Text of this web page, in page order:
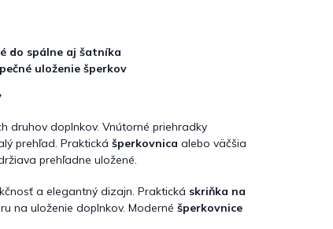
do spálne aj šatníka
uloženie šperkov
druhov doplnkov. Vnútorné priehradky
prehľad. Praktická šperkovnica alebo väčšia
prehľadne uložené.
a elegantný dizajn. Praktická skriňka na
na uloženie doplnkov. Moderné šperkovnice